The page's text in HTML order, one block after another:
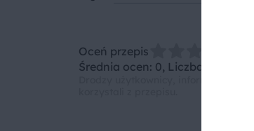
Oceń przepis
Średnia ocen: 0, Liczba ocen: 0
Drodzy użytkownicy, informujemy,